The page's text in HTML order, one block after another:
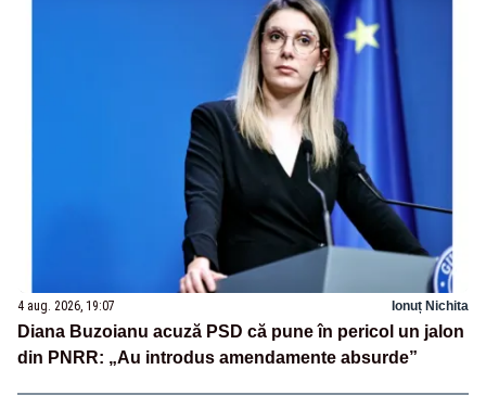
4 aug. 2026, 19:07 Ionuț Nichita
Diana Buzoianu acuză PSD că pune în pericol un jalon
din PNRR: „Au introdus amendamente absurde”